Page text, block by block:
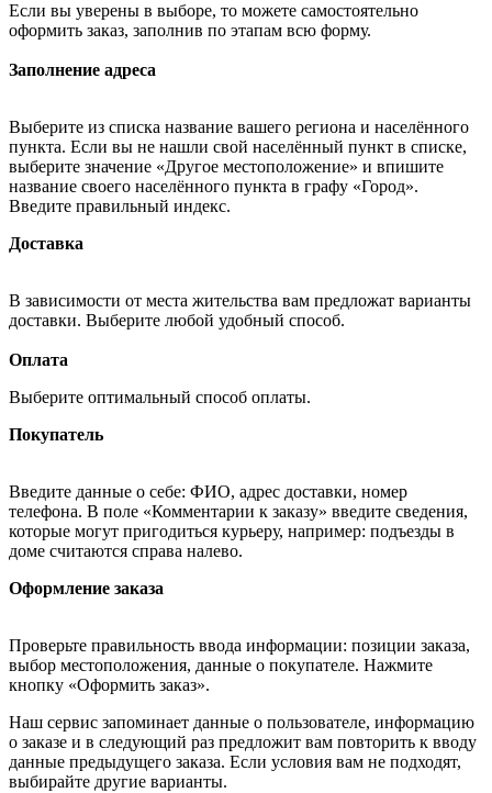
Если вы уверены в выборе, то можете самостоятельно
оформить заказ, заполнив по этапам всю форму.
Заполнение адреса
Выберите из списка название вашего региона и населённого
пункта. Если вы не нашли свой населённый пункт в списке,
выберите значение «Другое местоположение» и впишите
название своего населённого пункта в графу «Город».
Введите правильный индекс.
Доставка
В зависимости от места жительства вам предложат варианты
доставки. Выберите любой удобный способ.
Оплата
Выберите оптимальный способ оплаты.
Покупатель
Введите данные о себе: ФИО, адрес доставки, номер
телефона. В поле «Комментарии к заказу» введите сведения,
которые могут пригодиться курьеру, например: подъезды в
доме считаются справа налево.
Оформление заказа
Проверьте правильность ввода информации: позиции заказа,
выбор местоположения, данные о покупателе. Нажмите
кнопку «Оформить заказ».
Наш сервис запоминает данные о пользователе, информацию
о заказе и в следующий раз предложит вам повторить к вводу
данные предыдущего заказа. Если условия вам не подходят,
выбирайте другие варианты.